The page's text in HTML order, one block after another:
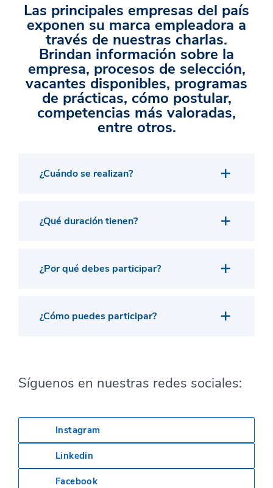
Las principales empresas del país
exponen su marca empleadora a
través de nuestras charlas.
Brindan información sobre la
empresa, procesos de selección,
vacantes disponibles, programas
de prácticas, cómo postular,
competencias más valoradas,
entre otros.
¿Cuándo se realizan?
¿Qué duración tienen?
¿Por qué debes participar?
¿Cómo puedes participar?
Síguenos en nuestras redes sociales:
Instagram
Linkedin
Facebook